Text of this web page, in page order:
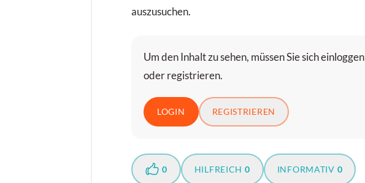
auszusuchen.
Um den Inhalt zu sehen, müssen Sie sich einloggen
oder registrieren.
LOGIN REGISTRIEREN
0 HILFREICH 0 INFORMATIV 0